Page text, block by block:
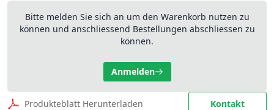
Bitte melden Sie sich an um den Warenkorb nutzen zu
können und anschliessend Bestellungen abschliessen zu
können.
Anmelden
Produkteblatt Herunterladen Kontakt